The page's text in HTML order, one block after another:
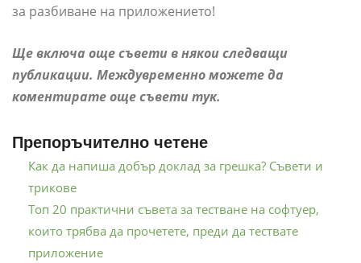
за разбиване на приложението!
Ще включа още съвети в някои следващи
публикации. Междувременно можете да
коментирате още съвети тук.
Препоръчително четене
Как да напиша добър доклад за грешка? Съвети и
трикове
Топ 20 практични съвета за тестване на софтуер,
които трябва да прочетете, преди да тествате
приложение